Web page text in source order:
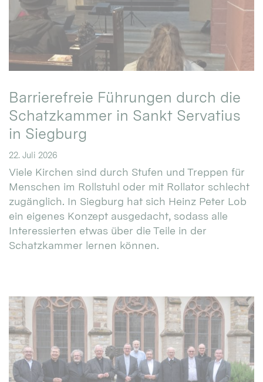
Barrierefreie Führungen durch die
Schatzkammer in Sankt Servatius
in Siegburg
22. Juli 2026
Viele Kirchen sind durch Stufen und Treppen für
Menschen im Rollstuhl oder mit Rollator schlecht
zugänglich. In Siegburg hat sich Heinz Peter Lob
ein eigenes Konzept ausgedacht, sodass alle
Interessierten etwas über die Teile in der
Schatzkammer lernen können.